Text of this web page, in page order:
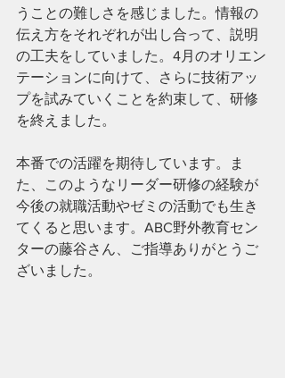
うことの難しさを感じました。情報の
伝え方をそれぞれが出し合って、説明
の工夫をしていました。4月のオリエン
テーションに向けて、さらに技術アッ
プを試みていくことを約束して、研修
を終えました。
本番での活躍を期待しています。ま
た、このようなリーダー研修の経験が
今後の就職活動やゼミの活動でも生き
てくると思います。ABC野外教育セン
ターの藤谷さん、ご指導ありがとうご
ざいました。